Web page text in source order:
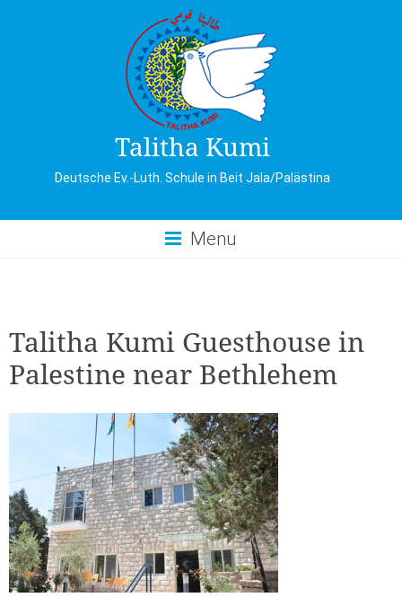
Talitha Kumi
Deutsche Ev.-Luth. Schule in Beit Jala/Palästina
Menu
Talitha Kumi Guesthouse in
Palestine near Bethlehem